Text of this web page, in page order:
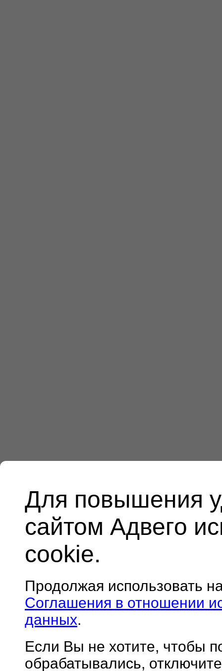
Для повышения
сайтом Адвего
cookie.
Продолжая использовать
Соглашения в отношении
данных.
Если Вы не хотите, чтобы
обрабатывались,